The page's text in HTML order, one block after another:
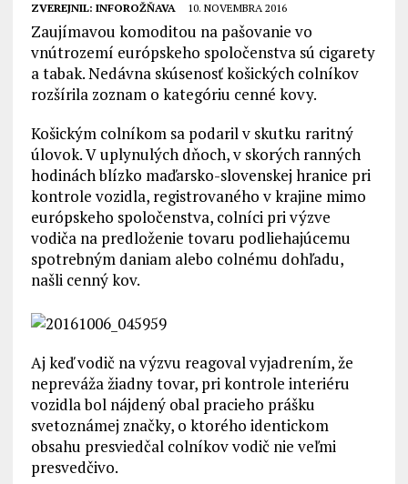
ZVEREJNIL: INFOROŽŇAVA 10. NOVEMBRA 2016
Zaujímavou komoditou na pašovanie vo
vnútrozemí európskeho spoločenstva sú cigarety
a tabak. Nedávna skúsenosť košických colníkov
rozšírila zoznam o kategóriu cenné kovy.
Košickým colníkom sa podaril v skutku raritný
úlovok. V uplynulých dňoch, v skorých ranných
hodinách blízko maďarsko-slovenskej hranice pri
kontrole vozidla, registrovaného v krajine mimo
európskeho spoločenstva, colníci pri výzve
vodiča na predloženie tovaru podliehajúcemu
spotrebným daniam alebo colnému dohľadu,
našli cenný kov.
Aj keď vodič na výzvu reagoval vyjadrením, že
nepreváža žiadny tovar, pri kontrole interiéru
vozidla bol nájdený obal pracieho prášku
svetoznámej značky, o ktorého identickom
obsahu presviedčal colníkov vodič nie veľmi
presvedčivo.